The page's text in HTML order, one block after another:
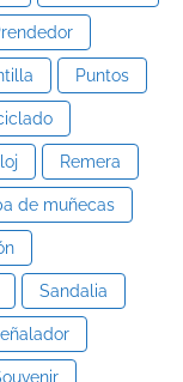
Puntos
Remera
de muñecas
Sandalia